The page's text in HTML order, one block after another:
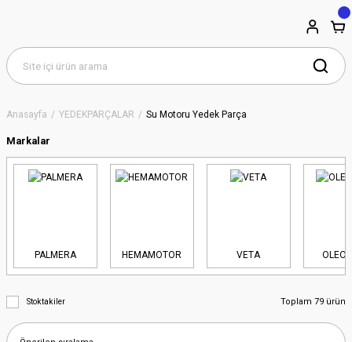
Anasayfa YEDEKPARÇALAR Su Motoru Yedek Parça
Markalar
PALMERA HEMAMOTOR VETA
Stoktakiler Toplam 79 ürün